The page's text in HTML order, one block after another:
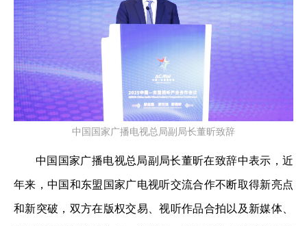
中国国家广播电视总局副局长董昕致辞
中国国家广播电视总局副局长董昕在致辞中表示，近
年来，中国和东盟国家广电视听交流合作不断取得新亮点
和新突破，双方在版权交易、视听作品合拍以及新媒体、